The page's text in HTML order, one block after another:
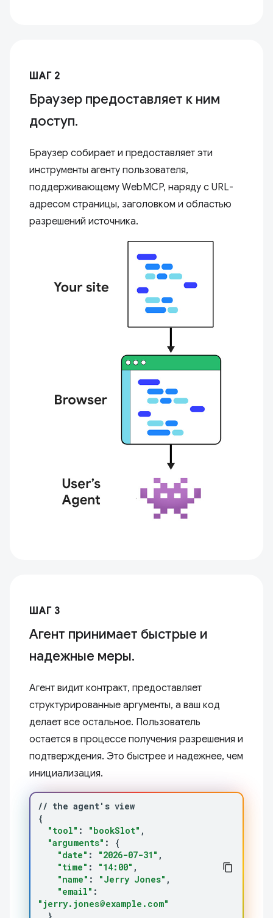
ШАГ 2
Браузер предоставляет к ним
доступ.
Браузер собирает и предоставляет эти
инструменты агенту пользователя,
поддерживающему WebMCP, наряду с URL-
адресом страницы, заголовком и областью
разрешений источника.
ШАГ 3
Агент принимает быстрые и
надежные меры.
Агент видит контракт, предоставляет
структурированные аргументы, а ваш код
делает все остальное. Пользователь
остается в процессе получения разрешения и
подтверждения. Это быстрее и надежнее, чем
инициализация.
// the agent' s
{
"tool" : "bookSlot"
"arguments" :
{
"date" : "2026-07-31"
"time" : "14:00"
"name" : "Jerry Jones"
"email" :
"jerry.jones@example.com"
}